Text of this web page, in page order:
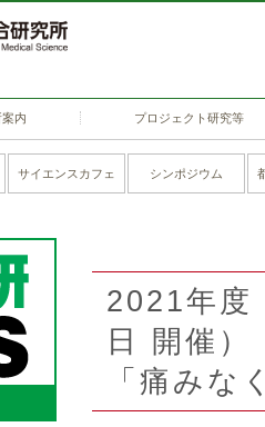
内 プロジェクト研究等
サイエンスカフェ シンポジウム
2021年度
日 開催）
「痛みな